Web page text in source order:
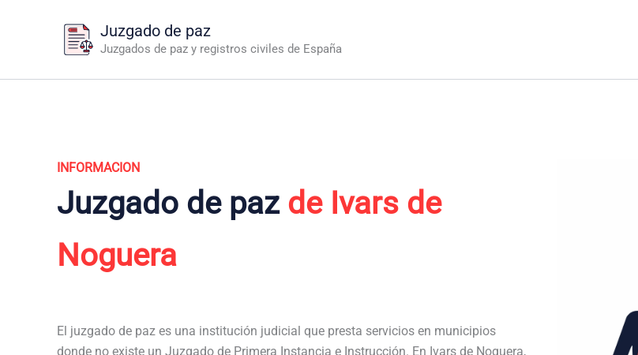
Juzgado de paz
Juzgados de paz y registros civiles de España
INFORMACION
Juzgado de paz de Ivars de
Noguera
El juzgado de paz es una institución judicial que presta servicios en municipios
donde no existe un Juzgado de Primera Instancia e Instrucción. En Ivars de Noguera,